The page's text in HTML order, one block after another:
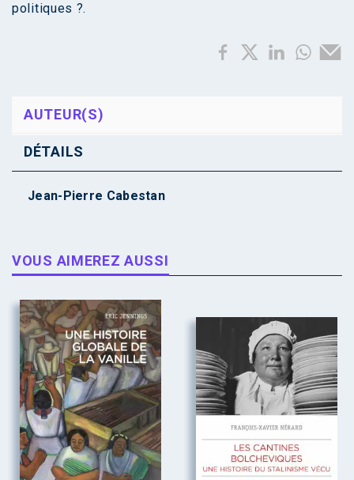
politiques ?.
AUTEUR(S)
DÉTAILS
Jean-Pierre Cabestan
VOUS AIMEREZ AUSSI